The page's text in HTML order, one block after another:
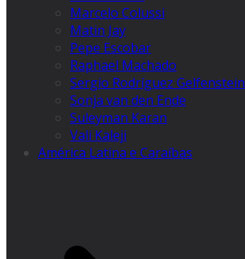
Marcelo Colussi
Matin Jay
Pepe Escobar
Raphael Machado
Sergio Rodríguez Gelfenstein
Sonja van den Ende
Suleyman Karan
Vali Kaleji
América Latina e Caraíbas